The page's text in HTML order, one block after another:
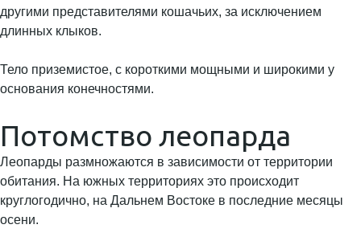
другими представителями кошачьих, за исключением
длинных клыков.
Тело приземистое, с короткими мощными и широкими у
основания конечностями.
Потомство леопарда
Леопарды размножаются в зависимости от территории
обитания. На южных территориях это происходит
круглогодично, на Дальнем Востоке в последние месяцы
осени.